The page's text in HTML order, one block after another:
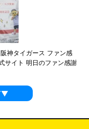
神タイガース ファン感
サイト 明日のファン感謝